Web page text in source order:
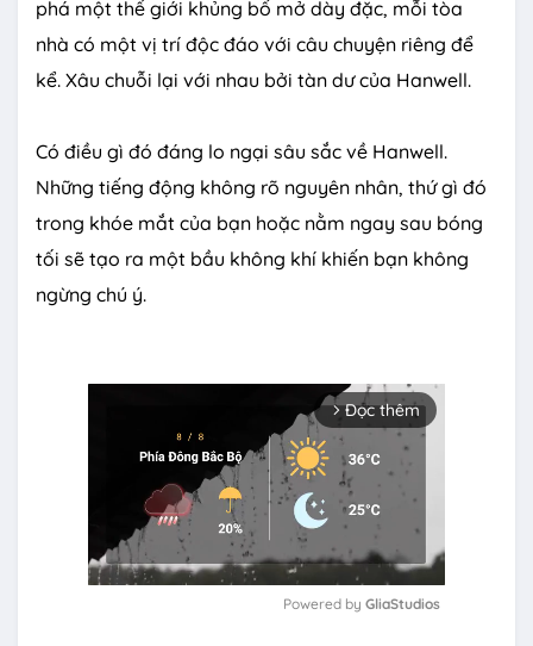
phá một thế giới khủng bố mở dày đặc, mỗi tòa
nhà có một vị trí độc đáo với câu chuyện riêng để
kể. Xâu chuỗi lại với nhau bởi tàn dư của Hanwell.
Có điều gì đó đáng lo ngại sâu sắc về Hanwell.
Những tiếng động không rõ nguyên nhân, thứ gì đó
trong khóe mắt của bạn hoặc nằm ngay sau bóng
tối sẽ tạo ra một bầu không khí khiến bạn không
ngừng chú ý.
arrow_forward_ios Đọc thêm
Powered by GliaStudios